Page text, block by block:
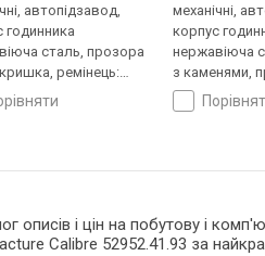
автопідзавод,
годинника
сталь, прозора
ремінець:
шкіряний, WR 50,
механічні,
корпус
нержавіюча
з каменями,
кришка,
шкіряний, WR
описів і цін на побутову і
Calibre 52952.41.93 за